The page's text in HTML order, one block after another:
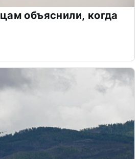
объяснили, когда